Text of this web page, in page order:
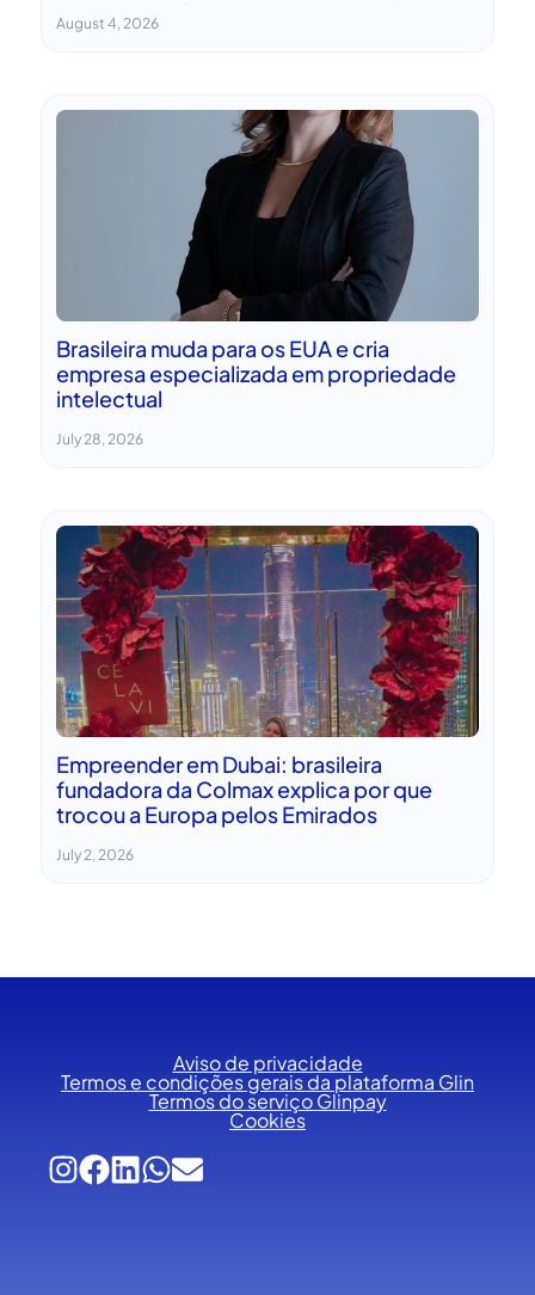
August 4, 2026
Brasileira muda para os EUA e cria
empresa especializada em propriedade
intelectual
July 28, 2026
Empreender em Dubai: brasileira
fundadora da Colmax explica por que
trocou a Europa pelos Emirados
July 2, 2026
Aviso de privacidade
Termos e condições gerais da plataforma Glin
Termos do serviço Glinpay
Cookies